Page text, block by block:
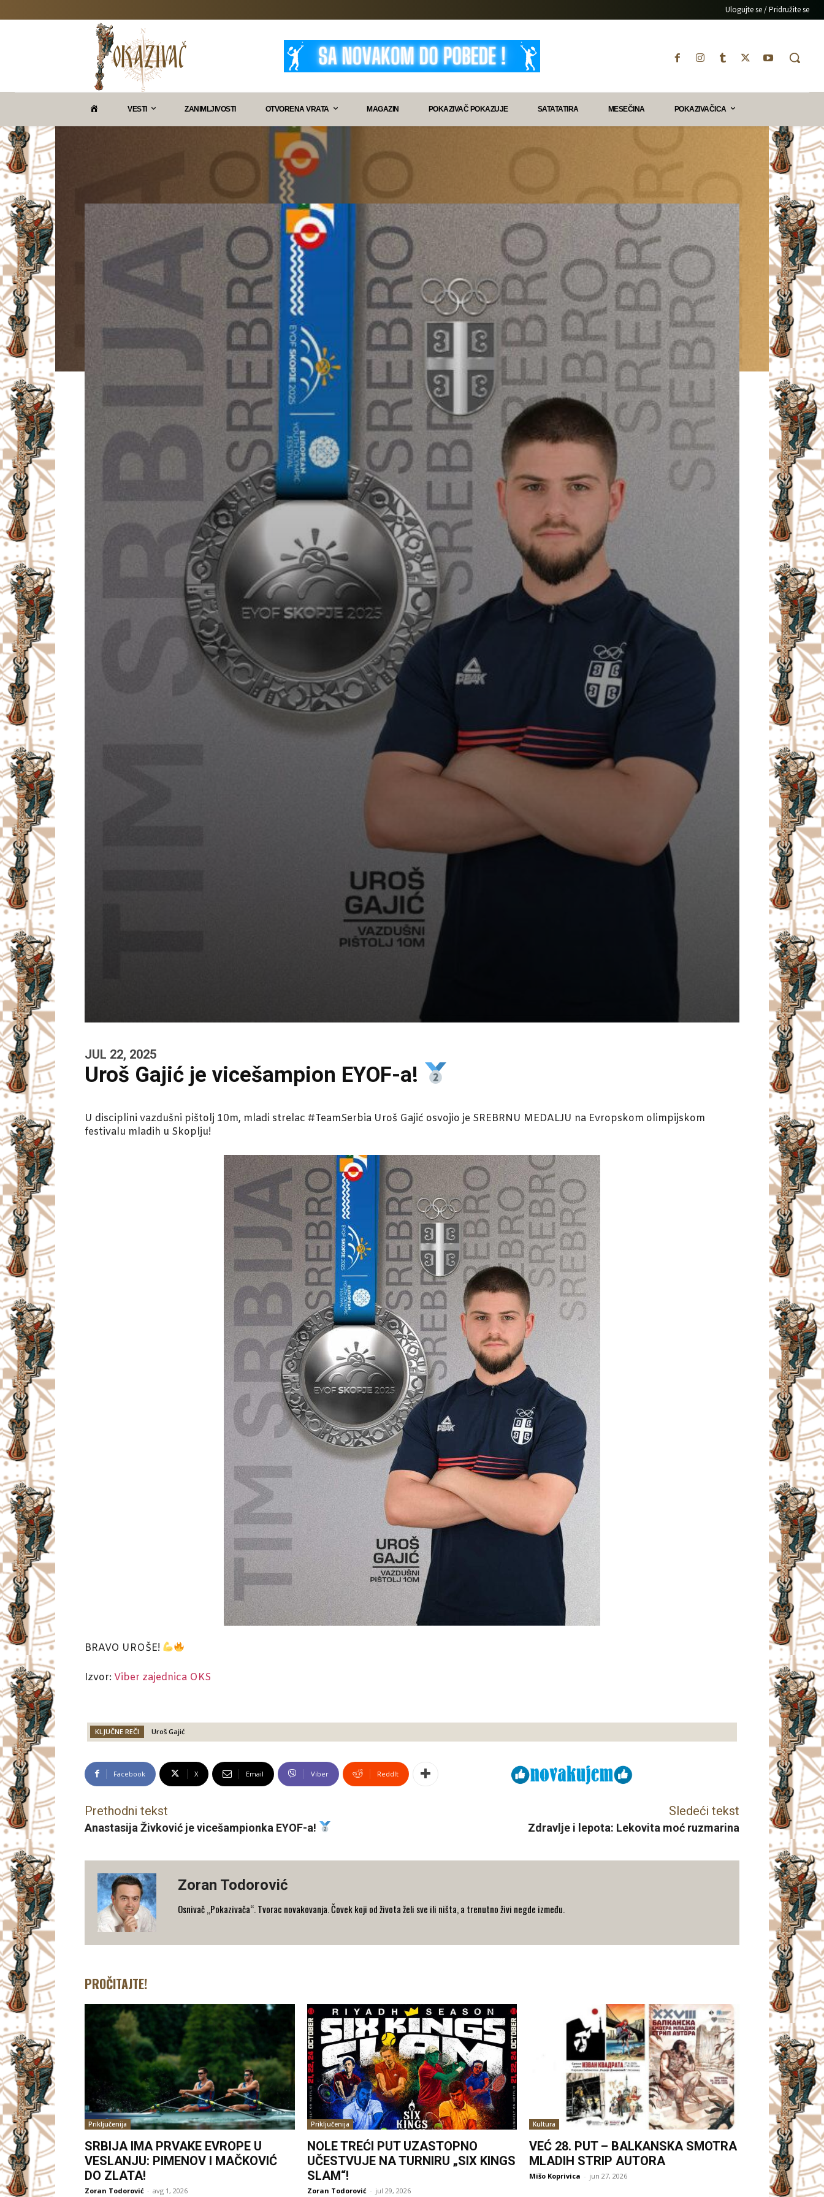
Ulogujte se / Pridružite se
Z
V
VESTI ZANIMLJIVOSTI OTVORENA VRATA MAGAZIN POKAZIVAČ POKAZUJE SATATATIRA MESEČINA POKAZIVAČICA
JUL 22, 2025
Uroš Gajić je vicešampion EYOF-a!
U disciplini vazdušni pištolj 10m, mladi strelac #TeamSerbia Uroš Gajić osvojio je SREBRNU MEDALJU na Evropskom olimpijskom
festivalu mladih u Skoplju!
BRAVO UROŠE!
Izvor: Viber zajednica OKS
KLJUČNE REČI Uroš Gajić
Facebook X Email Viber ReddIt
Prethodni tekst
Anastasija Živković je vicešampionka EYOF-a!
Sledeći tekst
Zdravlje i lepota: Lekovita moć ruzmarina
Zoran Todorović
Osnivač „Pokazivača“. Tvorac novakovanja. Čovek koji od života želi sve ili ništa, a trenutno živi negde između.
PROČITAJTE!
Priključenija
SRBIJA IMA PRVAKE EVROPE U
VESLANJU: PIMENOV I MAČKOVIĆ
DO ZLATA!
Zoran Todorović - avg 1, 2026
Priključenija
NOLE TREĆI PUT UZASTOPNO
UČESTVUJE NA TURNIRU „SIX KINGS
SLAM“!
Zoran Todorović - jul 29, 2026
Kultura
VEĆ 28. PUT – BALKANSKA SMOTRA
MLADIH STRIP AUTORA
Mišo Koprivica - jun 27, 2026